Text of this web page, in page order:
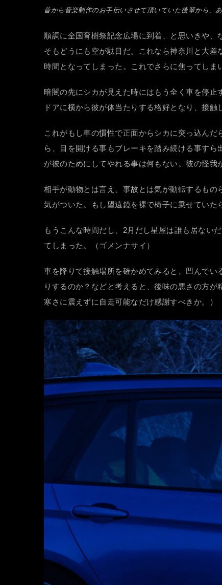
昔から音楽制作のお手伝いさせて頂いていた後輩から、
順調に全国育樹祭記念広場に到着、と思いきや
そもどうにも空が駄目だ。これなら神奈川と大
時間となってしまった。これでさらに焦ってしま
暗闇の先にシカが見えた時にはもう全く車を停
ドアに横から彼が体当たりする格好となり、接
これがもし車の慣性で正面からシカに突っ込ん
ら、目を開ける事もブレーキを踏み続ける事す
が彼のためにしてやれる事は何もない。彼の怪我
相手が動物とは言え、事故とは気が動転するも
気がついた。もし望遠鏡を裸で椅子に乗せていた
もうこんな時間だし、2月だし星屋は誰も居ない
てしまった。（ゴメンナサイ）
車を降りて接触場所を確かめてみると、凹んで
りするのか？などと考えると、後味の悪さの方
寒さに震えずに自走可能なだけ感謝すべきか。）